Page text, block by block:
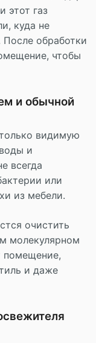
этот газ
куда не
После обработки
чтобы
и обычной
видимую
и
всегда
или
из мебели.
очистить
молекулярном
помещение,
и даже